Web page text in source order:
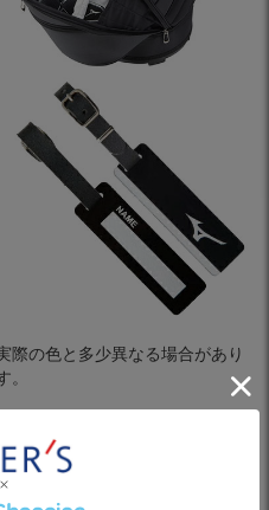
の色と多少異なる場合があり
。
STYLE ST LIGHTキャディ